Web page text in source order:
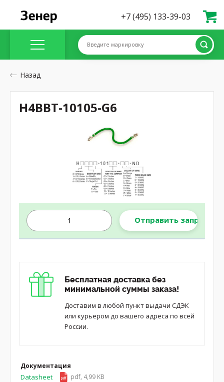
+7 (495) 133-39-03
Введите маркировку
Назад
Отправить запрос
Бесплатная доставка без
минимальной суммы заказа!
Доставим в любой пункт выдачи СДЭК
или курьером до вашего адреса по всей
России.
Документация
Datasheet pdf, 4,99 KB
H4BBT-10105-G6